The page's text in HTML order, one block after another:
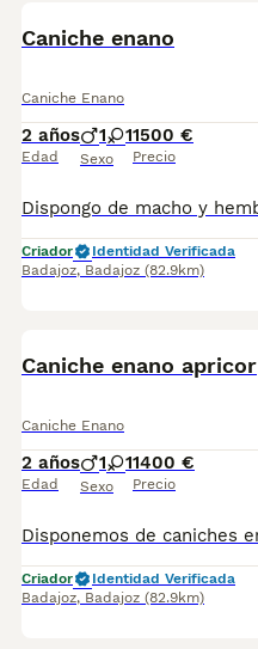
Caniche enano
Caniche Enano
2 años
Edad
1 1
Sexo
1500 €
Precio
Criador
Identidad Verificada
Badajoz, Badajoz (82.9km)
Caniche enano apricor
Caniche Enano
2 años
Edad
1 1
Sexo
1400 €
Precio
Criador
Identidad Verificada
Badajoz, Badajoz (82.9km)